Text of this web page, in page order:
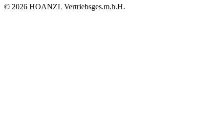
© 2026 HOANZL Vertriebsges.m.b.H.